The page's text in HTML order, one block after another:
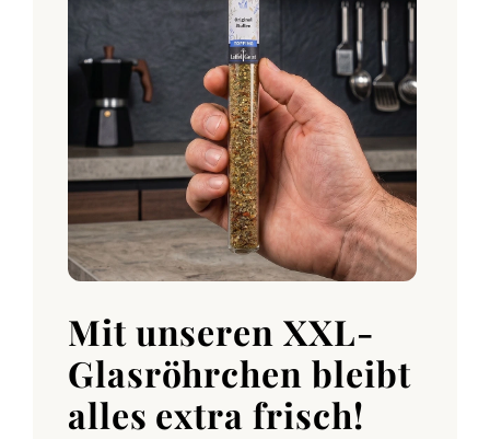
Mit unseren XXL-
Glasröhrchen bleibt
alles extra frisch!